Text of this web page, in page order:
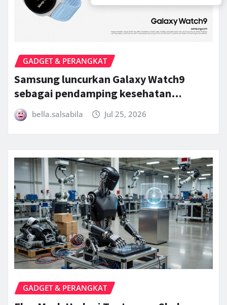
GADGET & PERANGKAT
Samsung luncurkan Galaxy Watch9
sebagai pendamping kesehatan…
bella.salsabila Jul 25, 2026
GADGET & PERANGKAT